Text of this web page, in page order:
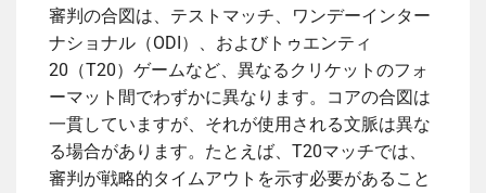
審判の合図は、テストマッチ、ワンデーインター
ナショナル（ODI）、およびトゥエンティ
20（T20）ゲームなど、異なるクリケットのフォ
ーマット間でわずかに異なります。コアの合図は
一貫していますが、それが使用される文脈は異な
る場合があります。たとえば、T20マッチでは、
審判が戦略的タイムアウトを示す必要があること